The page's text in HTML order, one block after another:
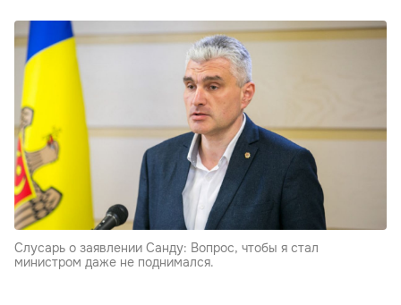
Слусарь о заявлении Санду: Вопрос, чтобы я стал
министром даже не поднимался.